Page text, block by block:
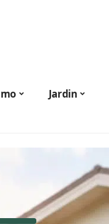
Jardin